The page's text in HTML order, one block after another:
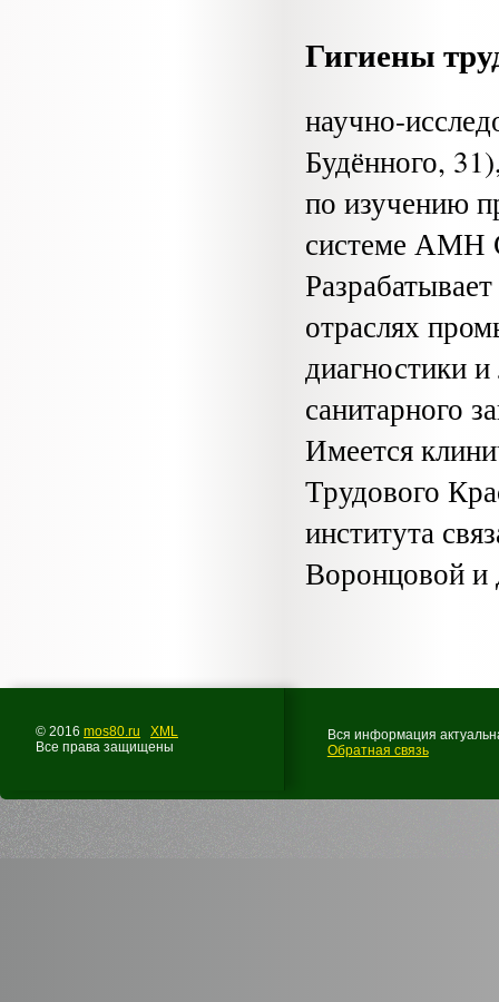
Гигиены
научно-
Будённого,
по изучению
системе АМН
отраслях
диагностики
санитарного
Имеется
Трудового
института
Воронцовой и
© 2016 mos80.ru
XML
Все права защищены
Вся информация
Обратная связь